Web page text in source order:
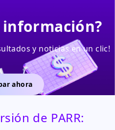
información?
y noticias en un clic!
ahora
de PARR: